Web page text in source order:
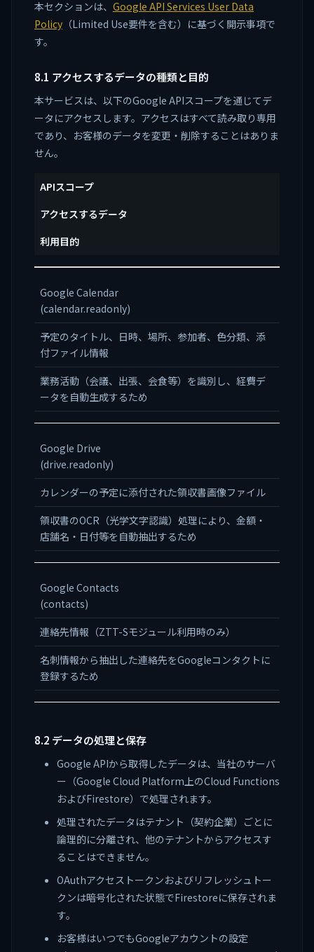
本セクションは、 Google API Services User Data
Policy （Limited Use要件を含む）に基づく開示事項で
す。
8.1 アクセスするデータの種類と目的
本サービスは、以下のGoogle APIスコープを通じてデ
ータにアクセスします。アクセスはすべて読み取り専用
であり、お客様のデータを変更・削除することはありま
せん。
APIスコープ
アクセスするデータ
利用目的
Google Calendar
(calendar.readonly)
予定のタイトル、日時、場所、参加者、色分類、添
付ファイル情報
業務活動（会議、出張、会食等）を識別し、経費デ
ータを自動生成するため
Google Drive
(drive.readonly)
カレンダーの予定に添付された領収書画像ファイル
領収書のOCR（光学文字認識）処理により、金額・
店舗名・日付等を自動抽出するため
Google Contacts
(contacts)
連絡先情報（ZTT-Sモジュール利用時のみ）
名刺情報から抽出した連絡先をGoogleコンタクトに
登録するため
8.2 データの処理と保存
Google APIから取得したデータは、当社のサーバ
ー（Google Cloud Platform上のCloud Functions
およびFirestore）で処理されます。
処理されたデータはテナント（契約企業）ごとに
論理的に分離され、他のテナントからアクセスす
ることはできません。
OAuthアクセストークンおよびリフレッシュトー
クンは暗号化された状態でFirestoreに保存されま
す。
お客様はいつでもGoogleアカウントの設定